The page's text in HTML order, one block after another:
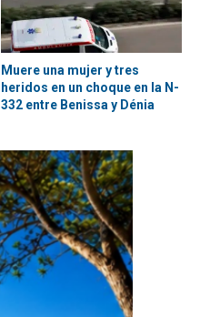
Muere una mujer y tres
heridos en un choque en la N-
332 entre Benissa y Dénia